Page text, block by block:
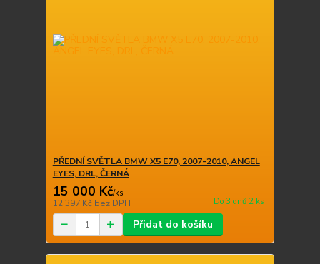
PŘEDNÍ SVĚTLA BMW X5 E70, 2007-2010, ANGEL
EYES, DRL, ČERNÁ
15 000 Kč/ks
12 397 Kč bez DPH Do 3 dnů 2 ks
Přidat do košíku